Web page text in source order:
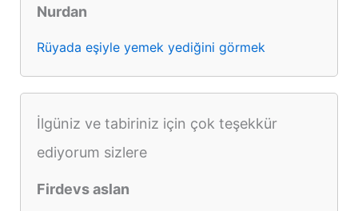
Nurdan
Rüyada eşiyle yemek yediğini görmek
İlgüniz ve tabiriniz için çok teşekkür
ediyorum sizlere
Firdevs aslan